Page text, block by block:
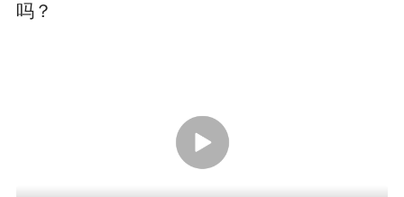
吗？